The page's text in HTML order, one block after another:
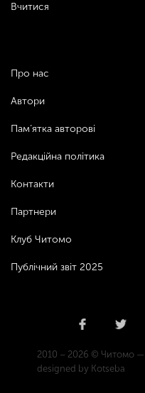
Вчитися
Про нас
Автори
Пам’ятка авторові
Редакційна політика
Контакти
Партнери
Клуб Читомо
Публічний звіт 2025
2010 – 2026 © Читомо —
designed by Kotseba